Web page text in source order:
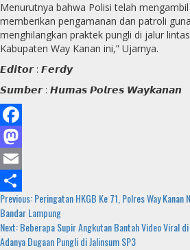
Menurutnya bahwa Polisi telah
memberikan pengamanan dan patroli
menghilangkan praktek pungli di jalur
Kabupaten Way Kanan ini,” Ujarnya.
𝙀𝙙𝙞𝙩𝙤𝙧 : 𝙁𝙚𝙧𝙙𝙮
𝙎𝙪𝙢𝙗𝙚𝙧 : 𝙃𝙪𝙢𝙖𝙨 𝙋𝙤𝙡𝙧𝙚𝙨 𝙒𝙖𝙮𝙠𝙖𝙣𝙖𝙣
Facebook
Mastodon
Email
Share
Continue
Reading
Previous:Peringatan HKGB Ke 71, Polres Way Kanan
Bandar Lampung
Next:Beberapa Supir Angkutan Bantah Video Viral
Adanya Dugaan Pungli di Jalinsum SP3